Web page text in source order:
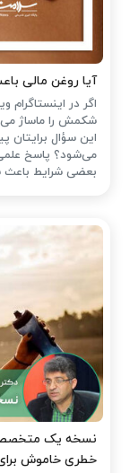
آیا روغن مالی
اگر در
شکمش را ماساژ
این سؤال برایتان
می‌شود؟ پاسخ علمی
بعضی شرایط باعث
نسخه یک متخصص
خطری خاموش